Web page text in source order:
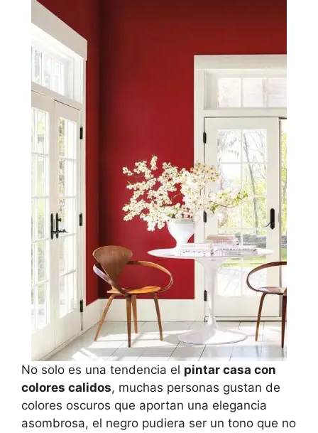
No solo es una tendencia el pintar casa con
colores calidos, muchas personas gustan de
colores oscuros que aportan una elegancia
asombrosa, el negro pudiera ser un tono que no